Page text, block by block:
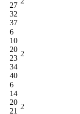
27
32
37
6
10
20
23
34
40
2
6
14
20
21
2